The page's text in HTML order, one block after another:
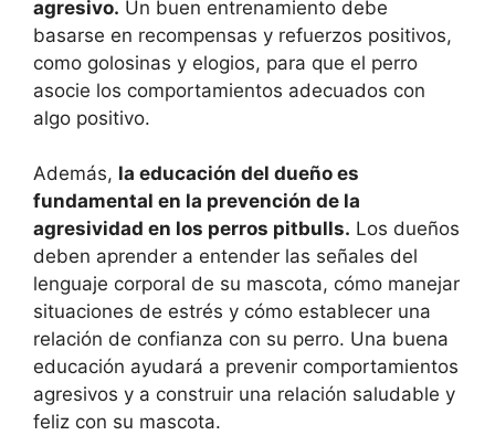
agresivo. Un buen entrenamiento debe
basarse en recompensas y refuerzos positivos,
como golosinas y elogios, para que el perro
asocie los comportamientos adecuados con
algo positivo.
Además, la educación del dueño es
fundamental en la prevención de la
agresividad en los perros pitbulls. Los dueños
deben aprender a entender las señales del
lenguaje corporal de su mascota, cómo manejar
situaciones de estrés y cómo establecer una
relación de confianza con su perro. Una buena
educación ayudará a prevenir comportamientos
agresivos y a construir una relación saludable y
feliz con su mascota.